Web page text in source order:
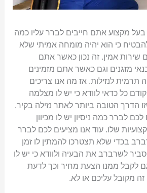
מקצוע אתם חייבים לברר עליו כמה
כי הוא יהיה מומחה אמיתי שלא
שירות אמין. זה נכון כאשר אתם
מזגנים וגם כאשר אתם מזמינים
לנזילות. אז מה אנו צריכים
כל כדאי לוודא כי יש לו מצלמה
הדרך הטובה ביותר לאתר נזילה בקיר.
לברר כמה ניסיון יש לו מכיוון
שלו. עוד אנו מציעים לכם לברר
בכדי שלא תצטרכו להמתין לו זמן
לשרברב את הבעיה ולוודא כי יש לו
לקבל ממנו הצעת מחיר וכך לדעת
מקובל עליכם או לא.